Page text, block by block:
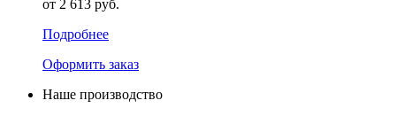
от 2 613 руб.
Подробнее
Оформить заказ
Наше производство